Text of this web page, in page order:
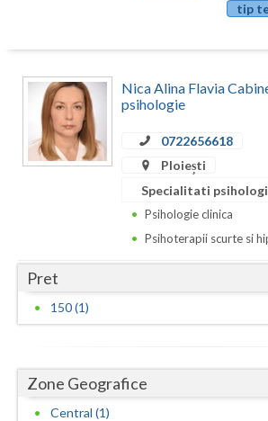
Bucuresti
Buzau
Calarasi
Covasna
Dambovita
Dolj
Galati
tip
Nica Alina Flavia
psihologie
0722656618
Ploiești
Specialitati
Psihologie clinica
Psihoterapii scurte si
Pret
150 (1)
Zone Geografice
Central (1)